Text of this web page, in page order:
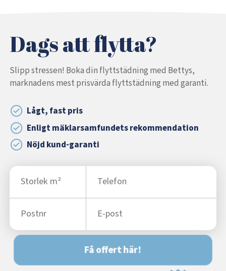
Dags att flytta?
Slipp stressen! Boka din flyttstädning med Bettys,
marknadens mest prisvärda flyttstädning med garanti.
Lågt, fast pris
Enligt mäklarsamfundets rekommendation
Nöjd kund-garanti
Få offert här!